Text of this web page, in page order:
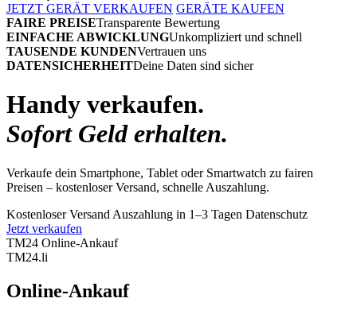
JETZT GERÄT VERKAUFEN GERÄTE KAUFEN
FAIRE PREISETransparente Bewertung
EINFACHE ABWICKLUNGUnkompliziert und schnell
TAUSENDE KUNDENVertrauen uns
DATENSICHERHEITDeine Daten sind sicher
Handy verkaufen.
Sofort Geld erhalten.
Verkaufe dein Smartphone, Tablet oder Smartwatch zu fairen
Preisen – kostenloser Versand, schnelle Auszahlung.
Kostenloser Versand Auszahlung in 1–3 Tagen Datenschutz
Jetzt verkaufen
TM24 Online-Ankauf
TM24.li
Online-Ankauf